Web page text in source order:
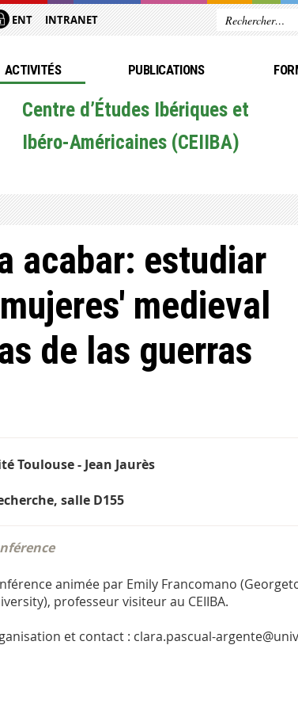
ENT INTRANET
ACTIVITÉS PUBLICATIONS
Centre d’Études Ibériques et
Ibéro-Américaines (CEIIBA)
acabar: estudiar
medieval
de las guerras
Toulouse - Jean Jaurès
salle D155
animée par Emily Francomano
professeur visiteur au CEIIBA.
et contact : clara.pascual-